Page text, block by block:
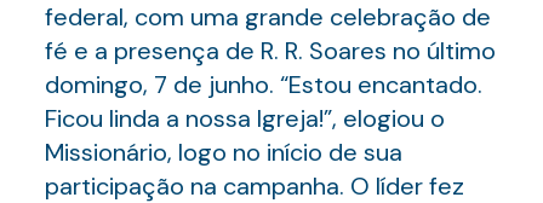
federal, com uma grande celebração de
fé e a presença de R. R. Soares no último
domingo, 7 de junho. “Estou encantado.
Ficou linda a nossa Igreja!”, elogiou o
Missionário, logo no início de sua
participação na campanha. O líder fez